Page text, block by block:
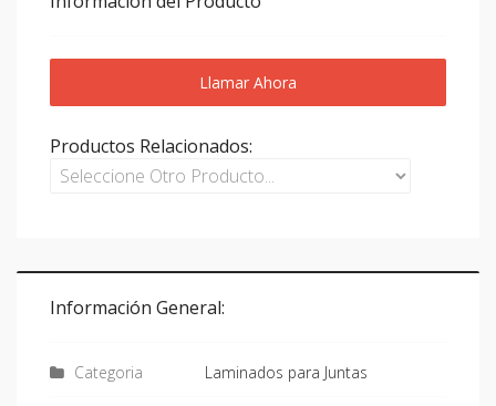
Llamar Ahora
Productos Relacionados:
Información General:
Categoria Laminados para Juntas